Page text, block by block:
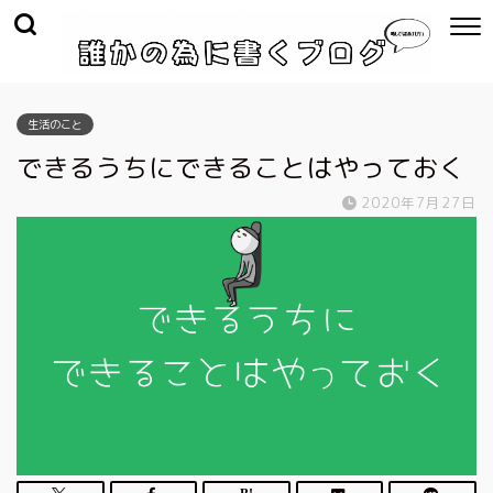
生活のこと
できるうちにできることはやっておく
2020年7月27日